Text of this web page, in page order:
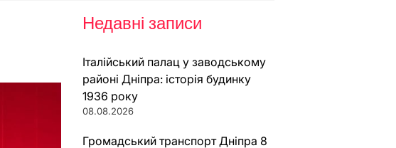
Недавні записи
Італійський палац у заводському
районі Дніпра: історія будинку
1936 року
08.08.2026
Громадський транспорт Дніпра 8